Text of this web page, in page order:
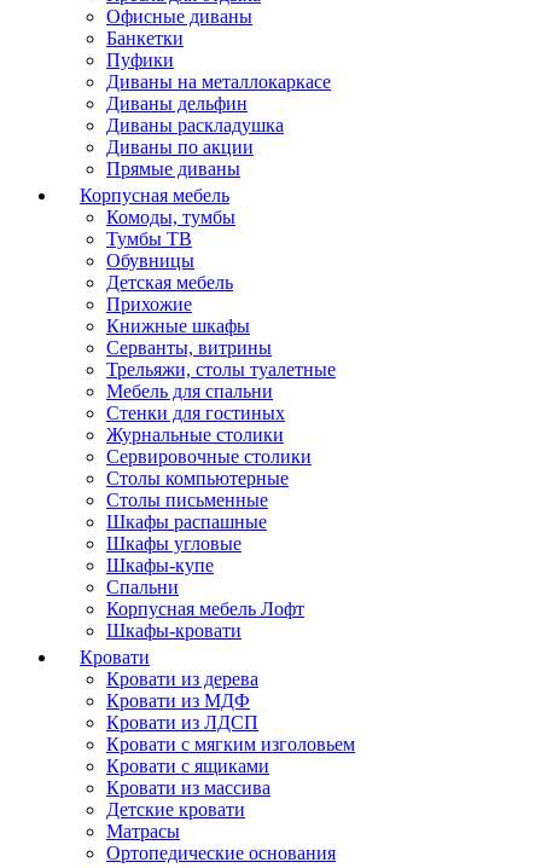
Офисные диваны
Банкетки
Пуфики
Диваны на металлокаркасе
Диваны дельфин
Диваны раскладушка
Диваны по акции
Прямые диваны
Корпусная мебель
Комоды, тумбы
Тумбы ТВ
Обувницы
Детская мебель
Прихожие
Книжные шкафы
Серванты, витрины
Трельяжи, столы туалетные
Мебель для спальни
Стенки для гостиных
Журнальные столики
Сервировочные столики
Столы компьютерные
Столы письменные
Шкафы распашные
Шкафы угловые
Шкафы-купе
Спальни
Корпусная мебель Лофт
Шкафы-кровати
Кровати
Кровати из дерева
Кровати из МДФ
Кровати из ЛДСП
Кровати с мягким изголовьем
Кровати с ящиками
Кровати из массива
Детские кровати
Матрасы
Ортопедические основания